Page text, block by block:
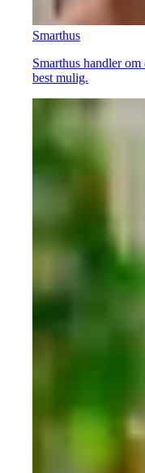
Smarthus
Smarthus handler
best mulig.